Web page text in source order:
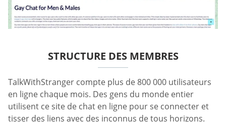
STRUCTURE DES MEMBRES
TalkWithStranger compte plus de 800 000 utilisateurs
en ligne chaque mois. Des gens du monde entier
utilisent ce site de chat en ligne pour se connecter et
tisser des liens avec des inconnus de tous horizons.